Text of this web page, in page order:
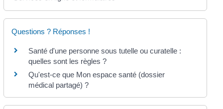
Questions ? Réponses !
Santé d'une personne sous tutelle ou curatelle :
quelles sont les règles ?
Qu'est-ce que Mon espace santé (dossier
médical partagé) ?